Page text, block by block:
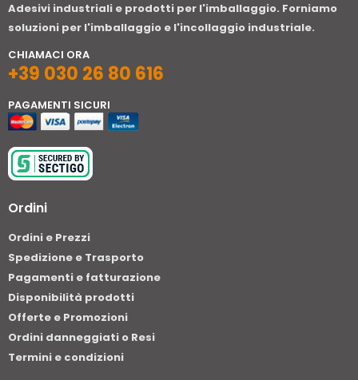
Adesivi industriali e prodotti per l'imballaggio. Forniamo
soluzioni per l'imballaggio e l'incollaggio industriale.
CHIAMACI ORA
+39 030 26 80 616
PAGAMENTI SICURI
Ordini
Ordini e Prezzi
Spedizione e Trasporto
Pagamenti e fatturazione
Disponibilità prodotti
Offerte e Promozioni
Ordini danneggiati o Resi
Termini e condizioni